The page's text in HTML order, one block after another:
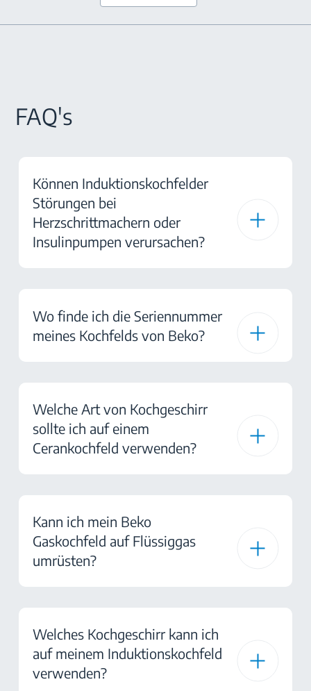
FAQ's
Können Induktionskochfelder
Störungen bei
Herzschrittmachern oder
Insulinpumpen verursachen?
Wo finde ich die Seriennummer
meines Kochfelds von Beko?
Welche Art von Kochgeschirr
sollte ich auf einem
Cerankochfeld verwenden?
Kann ich mein Beko
Gaskochfeld auf Flüssiggas
umrüsten?
Welches Kochgeschirr kann ich
auf meinem Induktionskochfeld
verwenden?